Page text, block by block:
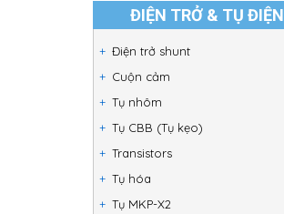
ĐIỆN TRỞ & TỤ ĐIỆN
Điện trở shunt
Cuộn cảm
Tụ nhôm
Tụ CBB (Tụ kẹo)
Transistors
Tụ hóa
Tụ MKP-X2